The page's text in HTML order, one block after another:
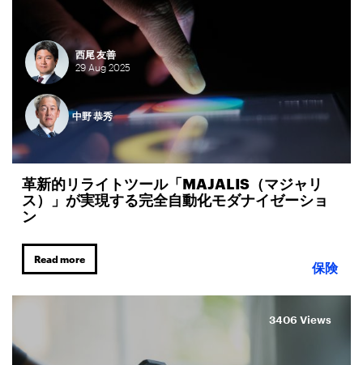
西尾 友善
29Aug2025
中野 恭秀
革新的リライトツール「MAJALIS（マジャリ
ス）」が実現する完全自動化モダナイゼーショ
ン
Read more
保険
3406 Views